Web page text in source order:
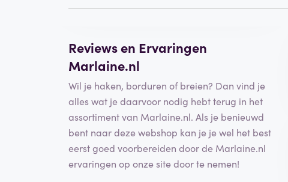
Reviews en Ervaringen
Marlaine.nl
Wil je haken, borduren of breien? Dan vind je
alles wat je daarvoor nodig hebt terug in het
assortiment van Marlaine.nl. Als je benieuwd
bent naar deze webshop kan je je wel het best
eerst goed voorbereiden door de Marlaine.nl
ervaringen op onze site door te nemen!